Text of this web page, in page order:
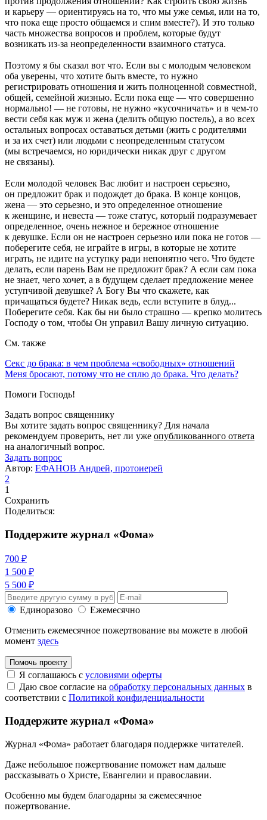
и карьеру — ориентируясь на то, что мы уже семья, или на то,
что пока еще просто общаемся и спим вместе?). И это только
часть множества вопросов и проблем, которые будут
возникать из-за неопределенности взаимного статуса.
Поэтому я бы сказал вот что. Если вы с молодым человеком
оба уверены, что хотите быть вместе, то нужно
регистрировать отношения и жить полноценной совместной,
общей, семейной жизнью. Если пока еще — что совершенно
нормально! — не готовы, не нужно «кусочничать» и в чем-то
вести себя как муж и жена (делить общую постель), а во всех
остальных вопросах оставаться детьми (жить с родителями
и за их счет) или людьми с неопределенным статусом
(мы встречаемся, но юридически никак друг с другом
не связаны).
Если молодой человек Вас любит и настроен серьезно,
он предложит брак и подождет до брака. В конце концов,
жена — это серьезно, и это определенное отношение
к женщине, и невеста — тоже статус, который подразумевает
определенное, очень нежное и бережное отношение
к девушке. Если он не настроен серьезно или пока не готов —
поберегите себя, не играйте в игры, в которые не хотите
играть, не идите на уступку ради непонятно чего. Что будете
делать, если парень Вам не предложит брак? А если сам пока
не знает, чего хочет, а в будущем сделает предложение менее
уступчивой девушке? А Богу Вы что скажете, как
причащаться будете? Никак ведь, если вступите в блуд...
Поберегите себя. Как бы ни было страшно — крепко молитесь
Господу о том, чтобы Он управил Вашу личную ситуацию.
См. также
Секс до брака: в чем проблема «свободных» отношений
Меня бросают, потому что не сплю до брака. Что делать?
Помоги Господь!
Задать вопрос священнику
Вы хотите задать вопрос священнику? Для начала
рекомендуем проверить, нет ли уже опубликованного ответа
на аналогичный вопрос.
Задать вопрос
Автор: ЕФАНОВ Андрей, протоиерей
2
1
Сохранить
Поделиться:
Поддержите журнал «Фома»
700 ₽
1 500 ₽
5 500 ₽
Единоразово
Ежемесячно
Отменить ежемесячное пожертвование вы можете в любой
момент здесь
Помочь проекту
Я соглашаюсь с условиями оферты
Даю свое согласие на обработку персональных данных в
соответствии с Политикой конфиденциальности
Поддержите журнал «Фома»
Журнал «Фома» работает благодаря поддержке читателей.
Даже небольшое пожертвование поможет нам дальше
рассказывать о Христе, Евангелии и православии.
Особенно мы будем благодарны за ежемесячное
пожертвование.